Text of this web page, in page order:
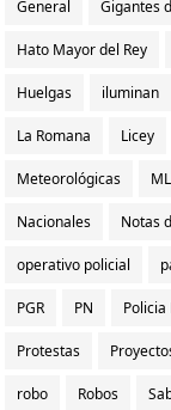
General Gigantes
Hato Mayor del Rey
Huelgas iluminan
La Romana Licey
Meteorológicas
Nacionales Notas
operativo policial
PGR PN Policia
Protestas
robo Robos